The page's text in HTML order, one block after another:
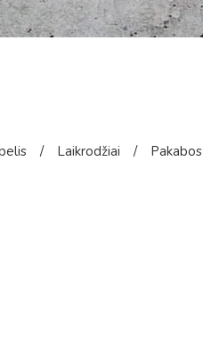
/ Laikrodžiai / Pakabos